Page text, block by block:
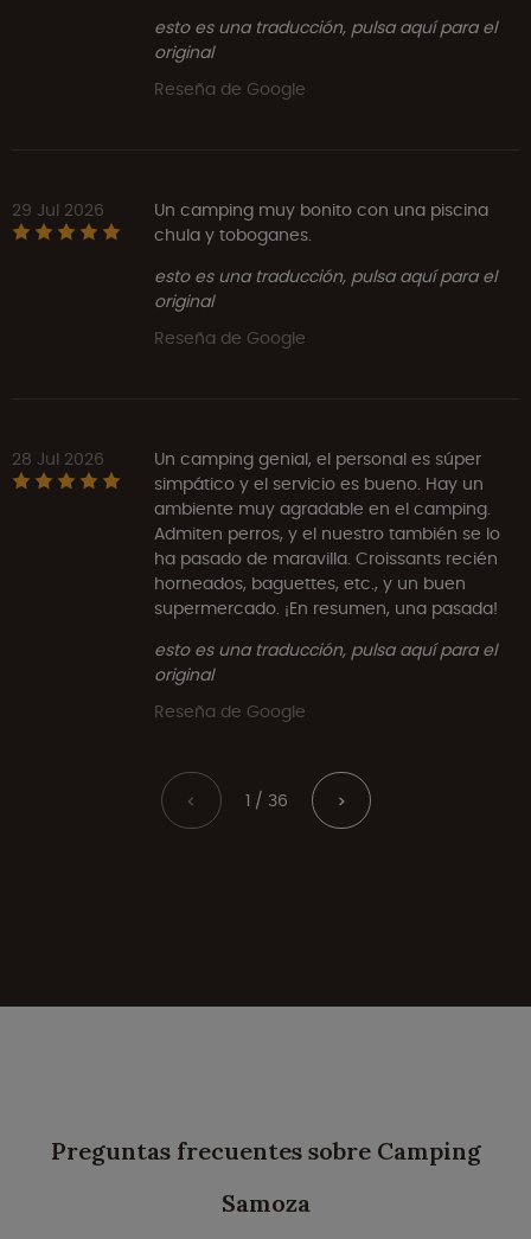
esto es una traducción, pulsa aquí para el
original
Reseña de Google
29 Jul 2026
Un camping muy bonito con una piscina
chula y toboganes.
esto es una traducción, pulsa aquí para el
original
Reseña de Google
28 Jul 2026
Un camping genial, el personal es súper
simpático y el servicio es bueno. Hay un
ambiente muy agradable en el camping.
Admiten perros, y el nuestro también se lo
ha pasado de maravilla. Croissants recién
horneados, baguettes, etc., y un buen
supermercado. ¡En resumen, una pasada!
esto es una traducción, pulsa aquí para el
original
Reseña de Google
< 1 / 36 >
Preguntas frecuentes sobre Camping
Samoza